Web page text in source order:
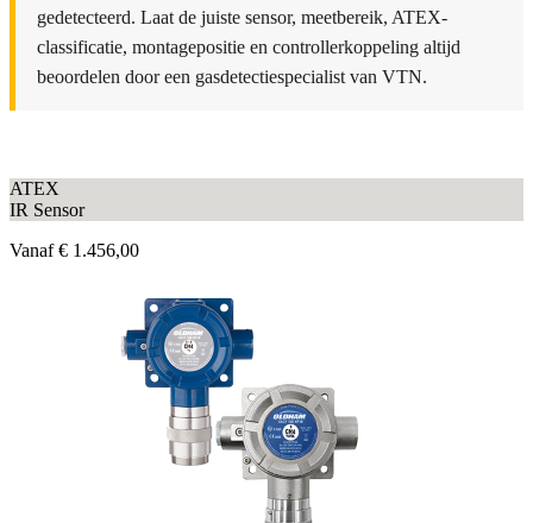
gedetecteerd. Laat de juiste sensor, meetbereik, ATEX-
classificatie, montagepositie en controllerkoppeling altijd
beoordelen door een gasdetectiespecialist van VTN.
ATEX
IR Sensor
Vanaf € 1.456,00